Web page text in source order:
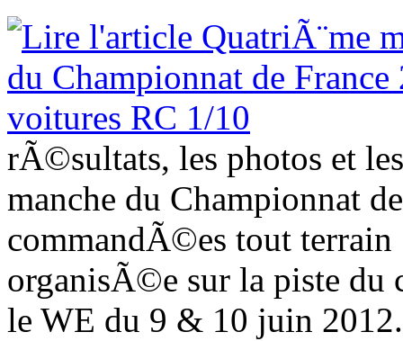
rÃ©sultats, les photos et
manche du Championnat
commandÃ©es tout
organisÃ©e sur la piste
le WE du 9 & 10 juin